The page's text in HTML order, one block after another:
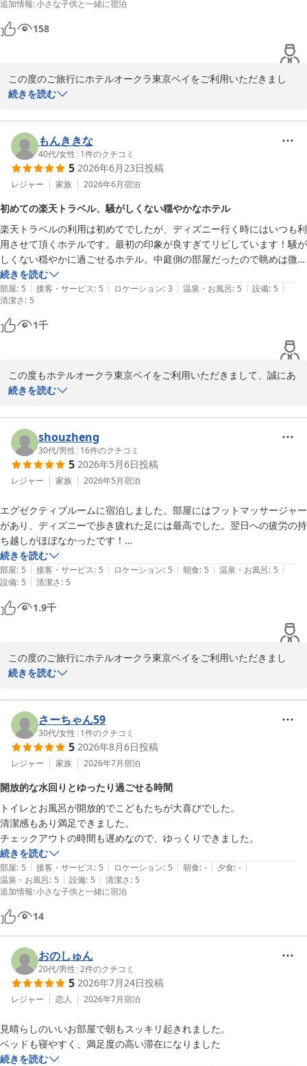
次回もまた泊まりたいホテルになりました。ありがとうございました
♪♪
追加情報:小さな子供と一緒に宿泊
158
この度のご旅行にホテルオークラ東京ベイをご利用いただきまし
て、誠にありがとうございました。また、お部屋のグレードアップ
た様子を大変嬉しく拝読いたしました。マーメイドルームの雰囲気
や、お部屋でのリラックスしたお食事が素敵な思い出になりました
ら幸いでございます。これからも季節やイベントを意識した楽しい
ご滞在を提供出来ますよう一層努力を続けてまいります。またお目
にかかれます日をスタッフ一同心よりお待ち申し上げております。
2026-08-04
続きを読む
もんききな
40代/女性 | 1件のクチコミ
5 2026年6月23日投稿
レジャー 家族 2026年6月宿泊
初めての楽天トラベル、騒がしくない穏やかなホテル
楽天トラベルの利用は初めてでしたが、ディズニー行く時にはいつも利
用させて頂くホテルです。最初の印象が良すぎてリピしています！騒が
しくない穏やかに過ごせるホテル。中庭側の部屋だったので眺めは微
妙。前回は中国の方々がいて気になりましたが、今回は最高でした！
続きを読む
部屋: 5 | 接客・サービス: 5 | ロケーション: 3 | 温泉・お風呂: 5 | 設備: 5 |
清潔さ: 5
1千
この度もホテルオークラ東京ベイをご利用いただきまして、誠にあ
りがとうございます。落ち着いた雰囲気でごゆっくりお過ごしいた
屋からの眺望はプランにもよりますが出来る限りのご要望に配慮を
させていただきますので、リクエストがございましたらご遠慮なく
お申し付けくださいませ。これからも心地よいご滞在を提供し選ば
れるホテルを目指してまいります。またお目にかかれます日をスタ
ッフ一同心よりお待ち申し上げております。ご投稿ありがとうござ
ホテルオークラ東京ベイ
2026-07-01
続きを読む
shouzheng
30代/男性 | 16件のクチコミ
5 2026年5月6日投稿
レジャー 家族 2026年5月宿泊
エグゼクティブルームに宿泊しました。部屋にはフットマッサージャー
があり、ディズニーで歩き疲れた足には最高でした。翌日への疲労の持
ち越しがほぼなかったです！
何よりお風呂が広くて足を伸ばして入れるので快適でした。
部屋も程よい広さで落ち着きがあり、本当にちょうどいいの一言でし
た…
朝食バイキングも頂きましたが、ライブキッチンもあり2日通しで食べ
ても飽きませんでした。
立地もベイサイドステーションから徒歩５分程度なのでいいですね！
続きを読む
部屋: 5 | 接客・サービス: 5 | ロケーション: 5 | 朝食: 5 | 温泉・お風呂: 5 |
設備: 5 | 清潔さ: 5
1.9千
この度のご旅行にホテルオークラ東京ベイをご利用いただきまし
て、温かいご感想をお寄せいただき誠にありがとうございました。
大変嬉しく拝読いたしました。歩き疲れたお足元のケアにアメニテ
ィがお役に立てたことは、私共にとっても何よりの喜びです。ま
た、朝食バイキングもご評価いただきありがとうございます。2日
間にわたりお楽しみいただけたとのこと、シェフへも必ず共有させ
ていただきます。これからも、お客様にとって「ちょうどいい」心
客様のまたのお帰りを、心よりお待ち申し上げております。ご投稿
ありがとうございました。
ホテルオークラ東京ベイ
2026-05-08
続きを読む
さーちゃん59
30代/女性 | 1件のクチコミ
5 2026年8月6日投稿
レジャー 家族 2026年7月宿泊
開放的な水回りとゆったり過ごせる時間
トイレとお風呂が開放的でこどもたちが大喜びでした。
清潔感もあり満足できました。
続きを読む
部屋: 5 | 接客・サービス: 5 | ロケーション: 5 | 朝食: - | 夕食: - |
温泉・お風呂: 5 | 設備: 5 | 清潔さ: 5
追加情報:小さな子供と一緒に宿泊
14
おのしゅん
20代/男性 |2件のクチコミ
5 2026年7月24日投稿
レジャー 恋人 2026年7月宿泊
見晴らしのいいお部屋で朝もスッキリ起きれました。
ベッドも寝やすく、満足度の高い滞在になりました
続きを読む